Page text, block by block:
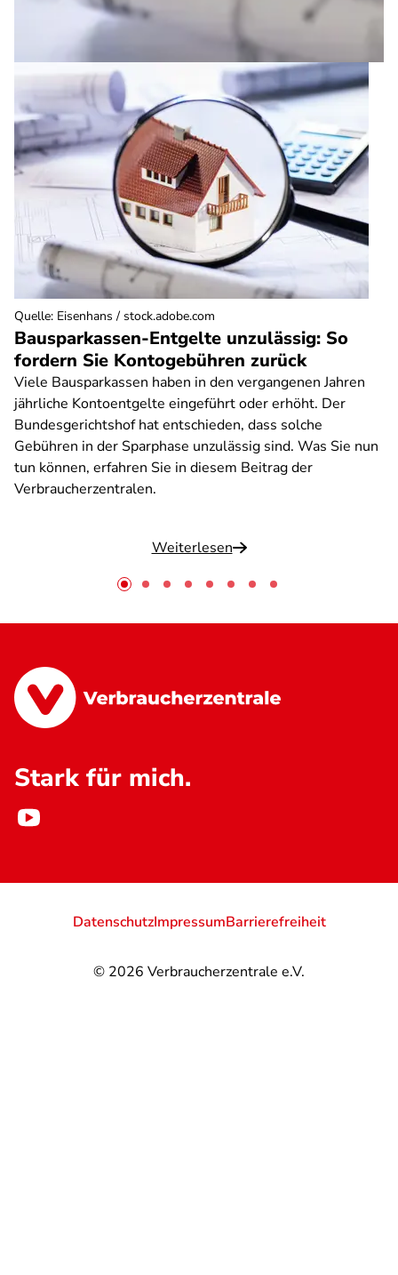
Bausparkassen-Entgelte unzulässig: So
fordern Sie Kontogebühren zurück
Viele Bausparkassen haben in den vergangenen Jahren
jährliche Kontoentgelte eingeführt oder erhöht. Der
Bundesgerichtshof hat entschieden, dass solche
Gebühren in der Sparphase unzulässig sind. Was Sie nun
tun können, erfahren Sie in diesem Beitrag der
Verbraucherzentralen.
Weiterlesen
Quelle: Eisenhans / stock.adobe.com
Stark für mich.
© 2026 Verbraucherzentrale e.V.
DatenschutzImpressumBarrierefreiheit